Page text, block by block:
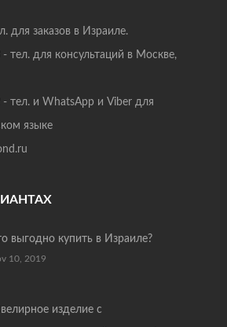
для заказов в Израиле.
тел. для консультаций в Москве,
тел. и WhatsApp и Viber для
языке
выгодно купить в Израиле?
10, 2019
изделие с